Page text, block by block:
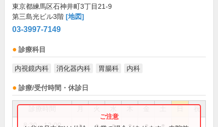
東京都練馬区石神井町3丁目21-9
第三島光ビル3階 [地図]
03-3997-7149
診療科目
内視鏡内科 消化器内科 胃腸科 内科
診療/受付時間・休診日
祝
8:30～12:00 ● ● ● ● ●